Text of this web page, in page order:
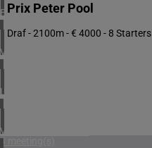
BAHREIN
1 meeting(s)
VERENIGD KONINKRIJK
3 meeting(s)
URUGUAY
1 meeting(s)
VERENIGDE STATEN
4 meeting(s)
Prix Peter Pool
Draf - 2100m - € 4000 - 8 Starters